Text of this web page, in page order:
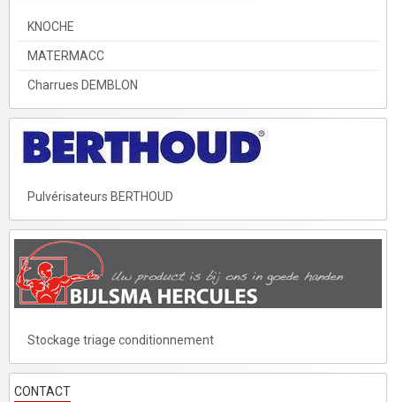
KNOCHE
MATERMACC
Charrues DEMBLON
Pulvérisateurs BERTHOUD
Stockage triage conditionnement
CONTACT